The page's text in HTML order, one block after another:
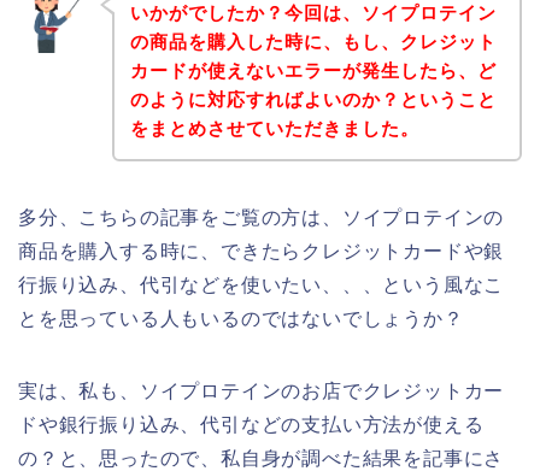
いかがでしたか？今回は、ソイプロテイン
の商品を購入した時に、もし、クレジット
カードが使えないエラーが発生したら、ど
のように対応すればよいのか？ということ
をまとめさせていただきました。
多分、こちらの記事をご覧の方は、ソイプロテインの
商品を購入する時に、できたらクレジットカードや銀
行振り込み、代引などを使いたい、、、という風なこ
とを思っている人もいるのではないでしょうか？
実は、私も、ソイプロテインのお店でクレジットカー
ドや銀行振り込み、代引などの支払い方法が使える
の？と、思ったので、私自身が調べた結果を記事にさ